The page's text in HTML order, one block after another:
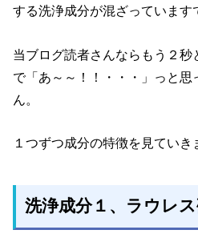
する洗浄成分が混ざっています
当ブログ読者さんならもう２秒
で「あ～～！！・・・」っと
ん。
１つずつ成分の特徴を見ていき
洗浄成分１、ラウレス